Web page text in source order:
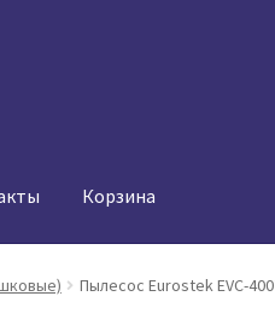
Корзина
Пылесос Eurostek EVC-